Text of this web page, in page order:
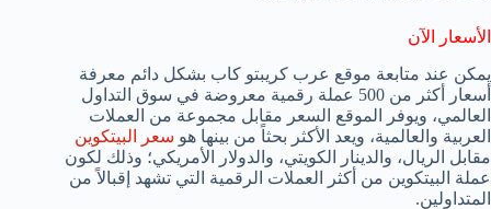
الأسعار الآن
يمكن عند متابعة موقع عرب كريبتو كاب بشكل دائم معرفة
أسعار أكثر من 500 عملة رقمية معروضة في سوق التداول
العالمي، ويوفر الموقع السعر مقابل مجموعة من العملات
العربية والعالمية، ويعد الأكثر بحثاً من بينها هو سعر البيتكوين
مقابل الريال، والدينار الكويتي، والدولار الأمريكي؛ وذلك لكون
عملة البيتكوين من أكثر العملات الرقمية التي تشهد إقبالاً من
المتداولين.